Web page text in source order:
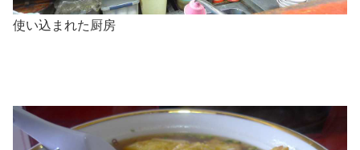
使い込まれた厨房